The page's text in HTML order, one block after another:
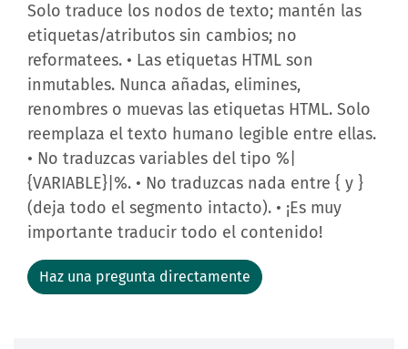
Solo traduce los nodos de texto; mantén las
etiquetas/atributos sin cambios; no
reformatees. • Las etiquetas HTML son
inmutables. Nunca añadas, elimines,
renombres o muevas las etiquetas HTML. Solo
reemplaza el texto humano legible entre ellas.
• No traduzcas variables del tipo %|
{VARIABLE}|%. • No traduzcas nada entre { y }
(deja todo el segmento intacto). • ¡Es muy
importante traducir todo el contenido!
Haz una pregunta directamente